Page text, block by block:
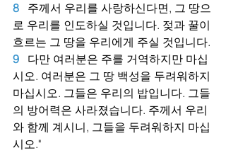
8
주께서 우리를 사랑하신다면, 그 땅으
로 우리를 인도하실 것입니다. 젖과 꿀이
흐르는 그 땅을 우리에게 주실 것입니다.
9
다만 여러분은 주를 거역하지만 마십
시오. 여러분은 그 땅 백성을 두려워하지
마십시오. 그들은 우리의 밥입니다. 그들
의 방어력은 사라졌습니다. 주께서 우리
와 함께 계시니, 그들을 두려워하지 마십
시오."